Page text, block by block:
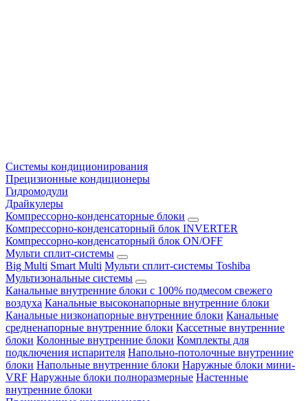
Системы кондиционирования
Прецизионные кондиционеры
Гидромодули
Драйкулеры
Компрессорно-конденсаторные блоки
Компрессорно-конденсаторный блок INVERTER
Компрессорно-конденсаторный блок ON/OFF
Мульти сплит-системы
Big Multi Smart Multi Мульти сплит-системы Toshiba
Мультизональные системы
Канальные внутренние блоки с 100% подмесом свежего
воздуха Канальные высоконапорные внутренние блоки
Канальные низконапорные внутренние блоки Канальные
средненапорные внутренние блоки Кассетные внутренние
блоки Колонные внутренние блоки Комплекты для
подключения испарителя Напольно-потолочные внутренние
блоки Напольные внутренние блоки Наружные блоки мини-
VRF Наружные блоки полноразмерные Настенные
внутренние блоки